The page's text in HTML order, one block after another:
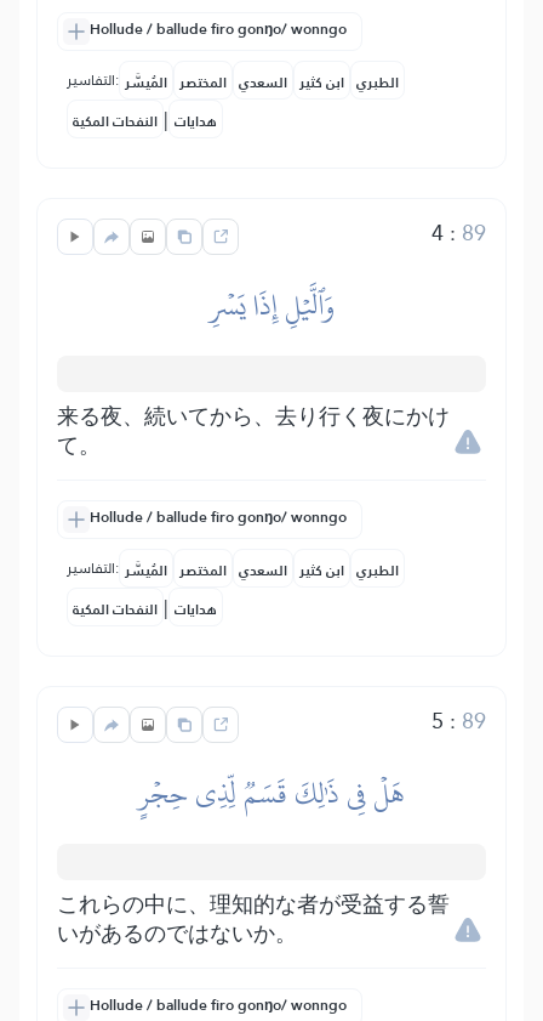
Hollude / ballude firo gonŋo/ wonngo
التفاسير: المُيسَّر المختصر السعدي ابن كثير الطبري
النفحات المكية | هدايات
4: 89
وَٱلَّيۡلِ إِذَا يَسۡرِ
来る夜、続いてから、去り行く夜にかけ
て。
Hollude / ballude firo gonŋo/ wonngo
التفاسير: المُيسَّر المختصر السعدي ابن كثير الطبري
النفحات المكية | هدايات
5 : 89
هَلۡ فِي ذَٰلِكَ قَسَمٞ لِّذِي حِجۡرٍ
これらの中に、理知的な者が受益する誓
いがあるのではないか。
Hollude / ballude firo gonŋo/ wonngo